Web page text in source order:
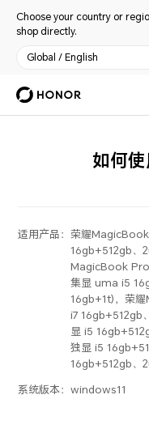
Choose your country or
shop directly.
Global / English
如何
适用产品： 荣耀
16gb+512gb、
MagicBook
集显 uma i5
16gb+1t)，荣
i7 16gb+512gb
显 i5
独显 i5
16gb+512gb、
系统版本：windows11